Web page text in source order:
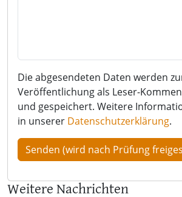
Die abgesendeten Daten werden
Veröffentlichung als Leser-
und gespeichert. Weitere
in unserer Datenschutzerklärung.
Weitere Nachrichten